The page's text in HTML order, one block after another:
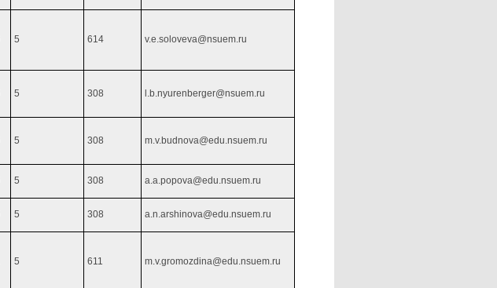
5 614 v.e.soloveva@nsuem.ru
5 308 l.b.nyurenberger@nsuem.ru
5 308 m.v.budnova@edu.nsuem.ru
5 308 a.a.popova@edu.nsuem.ru
5 308 a.n.arshinova@edu.nsuem.ru
5 611 m.v.gromozdina@edu.nsuem.ru